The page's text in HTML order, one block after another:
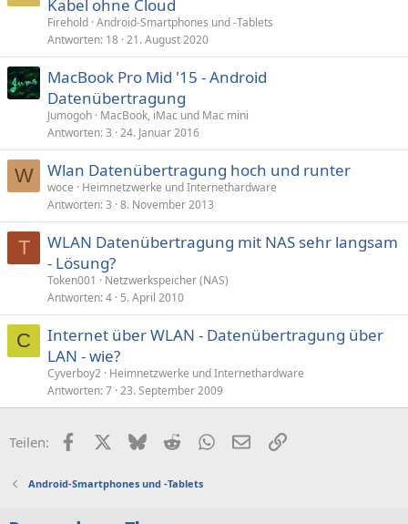
Kabel ohne Cloud
Firehold Android-Smartphones und -Tablets
Antworten 18 21. August 2020
MacBook Pro Mid '15 - Android
Datenübertragung
Jumogoh MacBook, iMac und Mac mini
Antworten 3 24. Januar 2016
W Wlan Datenübertragung hoch und runter
woce
Heimnetzwerke und Internethardware
Antworten 3 8. November 2013
T
WLAN Datenübertragung mit NAS sehr langsam
- Lösung?
Token001
Netzwerkspeicher (NAS)
Antworten 4 5. April 2010
C
Internet über WLAN - Datenübertragung über
LAN - wie?
Cyverboy2 Heimnetzwerke und Internethardware
Antworten 7 23. September 2009
Teilen: FacebookX (Twitter)
BlueskyRedditWhatsApp
E-MailLink
Android-Smartphones und -Tablets